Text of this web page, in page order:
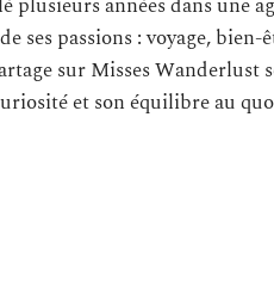
ses passions : voyage,
sur Misses Wanderlust
et son équilibre au